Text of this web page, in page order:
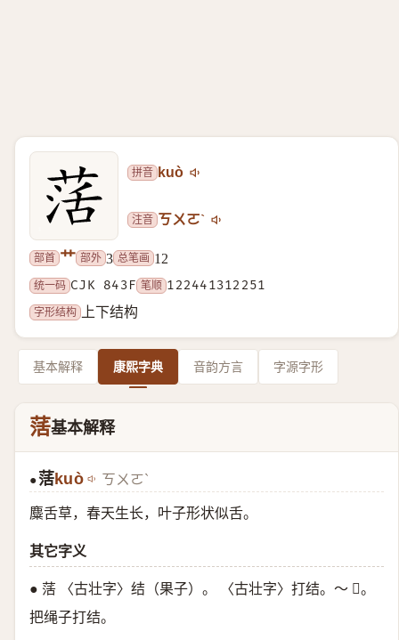
拼音 kuò
注音 ㄎㄨㄛˋ
部首 艹 部外 3 总笔画 12
统一码 CJK 843F 笔顺 122441312251
字形结构
上下结构
基本解释 康熙字典 音韵方言 字源字形
萿基本解释
● 萿kuò ㄎㄨㄛˋ
麋舌草，春天生长，叶子形状似舌。
其它字义
● 萿 〈古壮字〉结（果子）。 〈古壮字〉打结。～ 𰫦。
把绳子打结。